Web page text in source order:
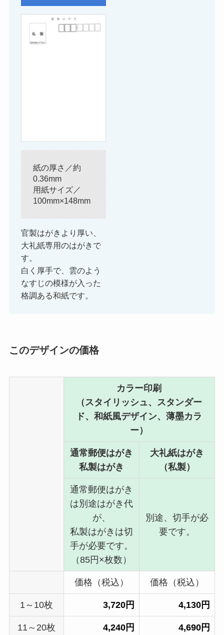
紙の厚さ／約
0.36mm
用紙サイズ／
100mm×148mm
官製はがきより厚い、
大礼紙専用のはがきで
す。
白く厚手で、雲のよう
なすじの模様が入った
格調ある和紙です。
このデザインの価格
カラー印刷
（スタイリッシュ、スタンダー
ド、和紙風デザイン、薄墨カラ
ー）
通常郵便はがき
私製はがき
大礼紙はがき
（私製）
通常郵便はがき
は別途はがき代
が、
私製はがきは切
手が必要です。
（85円×枚数）
別途、切手が必
要です。
価格（税込） 価格（税込）
1～10枚 3,720円 4,130円
11～20枚 4,240円 4,690円